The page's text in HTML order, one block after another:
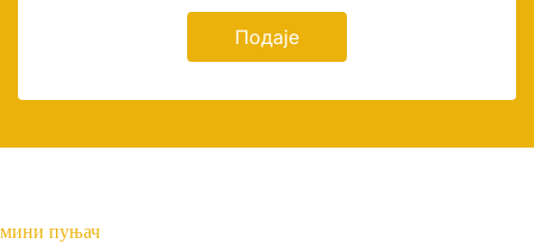
Подаје
мини пуњач